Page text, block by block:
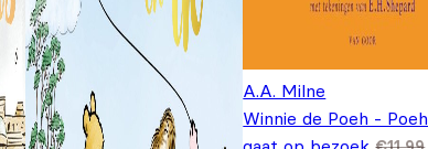
A.A. Milne
Winnie de Poeh - Poeh